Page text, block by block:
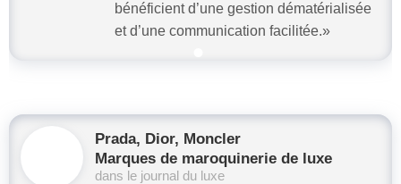
bénéficient d’une gestion dématérialisée
et d’une communication facilitée.»
Prada, Dior, Moncler
Marques de maroquinerie de luxe
dans le journal du luxe